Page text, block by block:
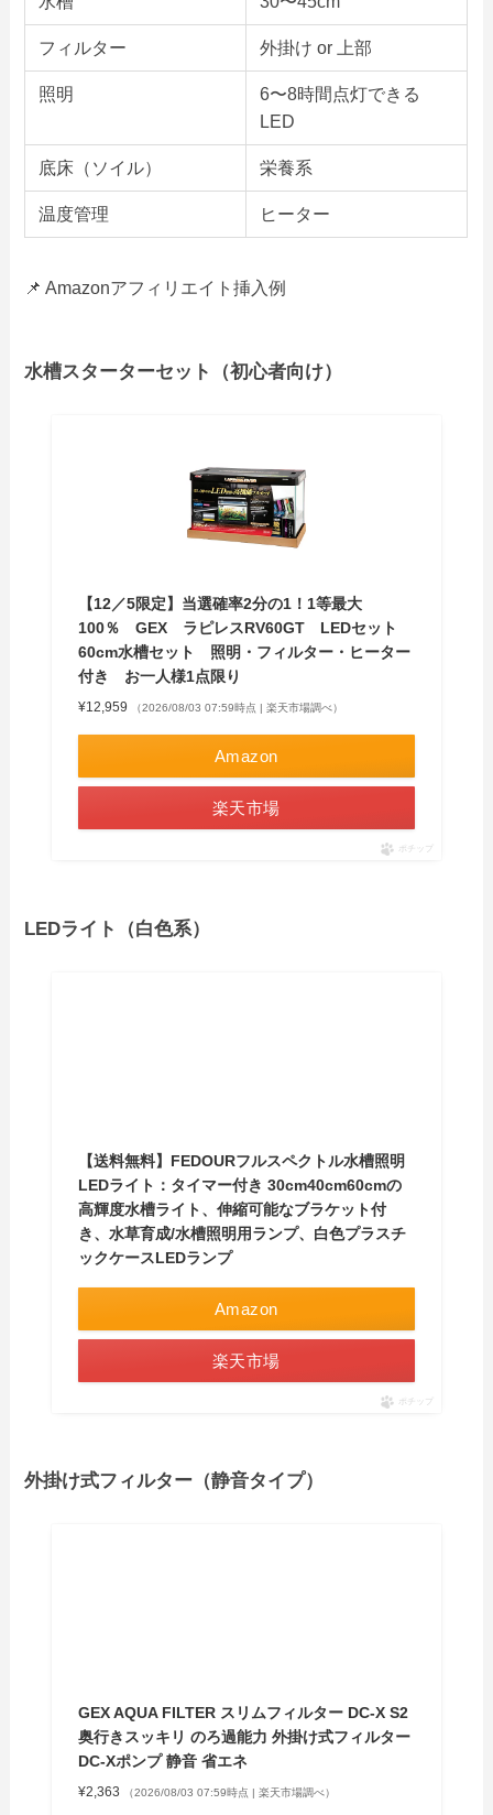
フィルター 外掛け or 上部
照明
6〜8時間点灯できる
LED
底床（ソイル） 栄養系
温度管理 ヒーター
📌 Amazonアフィリエイト挿入例
水槽スターターセット （初心者向け）
【12／5限定】当選確率2分の1！1等最大
100％ GEX ラピレスRV60GT LEDセット
60cm水槽セット 照明・フィルター・ヒーター
付き お一人様1点限り
¥12,959 （2026/08/03 07:59時点 | 楽天市場調べ）
Amazon
楽天市場
ポチップ
LEDライト（白色系）
【送料無料】FEDOURフルスペクトル水槽照明
LEDライト：タイマー付き 30cm40cm60cmの
高輝度水槽ライト、伸縮可能なブラケット付
き、水草育成/水槽照明用ランプ、白色プラスチ
ックケースLEDランプ
Amazon
楽天市場
ポチップ
外掛け式フィルター（静音タイプ）
GEX AQUA FILTER スリムフィルター DC-X S2
奥行きスッキリ のろ過能力 外掛け式フィルター
DC-Xポンプ 静音 省エネ
¥2,363 （2026/08/03 07:59時点 | 楽天市場調べ）